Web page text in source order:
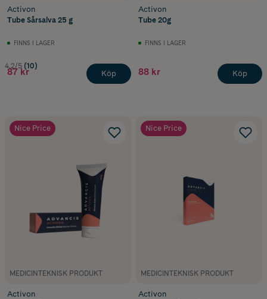
Activon
Tube Sårsalva 25 g
FINNS I LAGER
4.2/5 (10)
87 kr Köp
Activon
Tube 20g
FINNS I LAGER
88 kr Köp
Nice Price
MEDICINTEKNISK PRODUKT
Activon
Nice Price
MEDICINTEKNISK PRODUKT
Activon